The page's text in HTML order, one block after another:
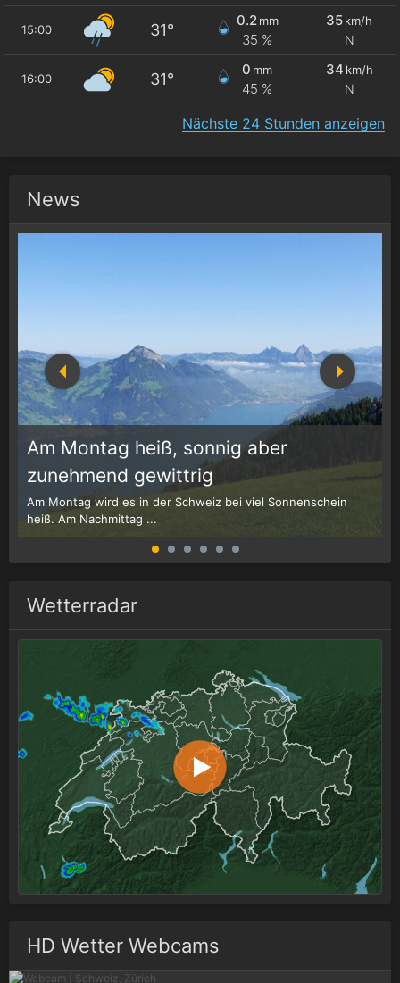
15:00 31°
0.2mm
35 %
35km/h
N
16:00 31°
0 mm
45 %
34 km/h
N
Nächste 24 Stunden anzeigen
News
Am Montag heiß, sonnig aber
zunehmend gewittrig
Am Montag wird es in der Schweiz bei viel Sonnenschein
heiß. Am Nachmittag ...
Wetterradar
HD Wetter Webcams